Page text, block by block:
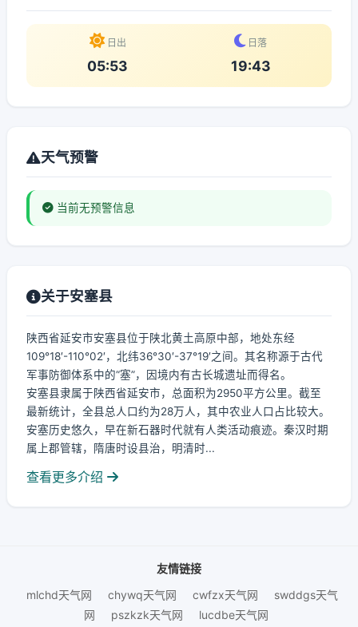
日出
05:53
日落
19:43
天气预警
当前无预警信息
关于安塞县
陕西省延安市安塞县位于陕北黄土高原中部，地处东经
109°18′-110°02′，北纬36°30′-37°19′之间。其名称源于古代
军事防御体系中的“塞”，因境内有古长城遗址而得名。
安塞县隶属于陕西省延安市，总面积为2950平方公里。截至
最新统计，全县总人口约为28万人，其中农业人口占比较大。
安塞历史悠久，早在新石器时代就有人类活动痕迹。秦汉时期
属上郡管辖，隋唐时设县治，明清时...
查看更多介绍
友情链接
mlchd天气网
chywq天气网 cwfzx天气网
swddgs天气
网
pszkzk天气网 lucdbe天气网